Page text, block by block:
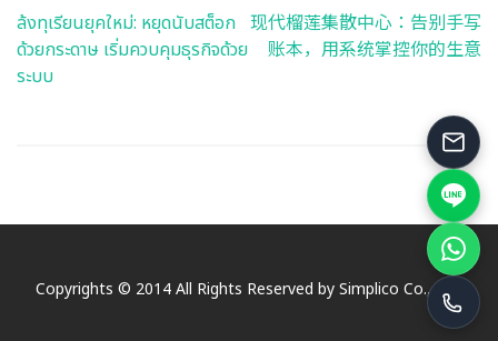
Post
navigation
ล้งทุเรียนยุคใหม่: หยุดนับสต็อก
ด้วยกระดาษ เริ่มควบคุมธุรกิจด้วย
ระบบ
现代榴莲集散中心：告别手写
账本，用系统掌控你的生意
Copyrights © 2014 All Rights Reserved by Simplico Co., Ltd.